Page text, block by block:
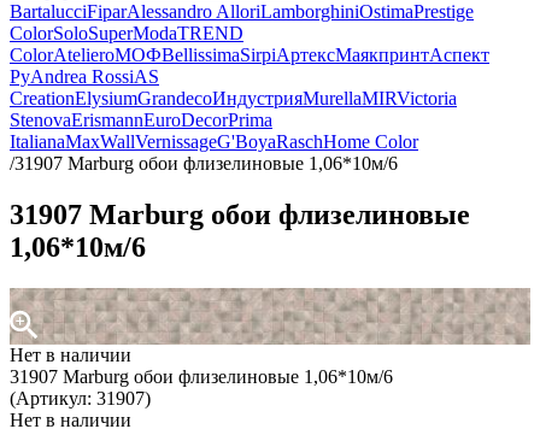
BartalucciFiparAlessandro AlloriLamborghiniOstimaPrestige
ColorSoloSuperModaTREND
ColorAtelieroМОФBellissimaSirpiАртексМаякпринтАспект
РуAndrea RossiAS
CreationElysiumGrandecoИндустрияMurellaMIRVictoria
StenovaErismannEuroDecorPrima
ItalianaMaxWallVernissageG'BoyaRaschHome Color
/31907 Marburg обои флизелиновые 1,06*10м/6
31907 Marburg обои флизелиновые
1,06*10м/6
Нет в наличии
31907 Marburg обои флизелиновые 1,06*10м/6
(Артикул: 31907)
Нет в наличии